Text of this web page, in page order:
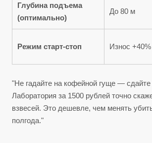
Глубина подъема
(оптимально)
До 80 м
Режим старт-стоп Износ +40%
"Не гадайте на кофейной гуще — сдайте
Лаборатория за 1500 рублей точно
взвесей. Это дешевле, чем менять
полгода."